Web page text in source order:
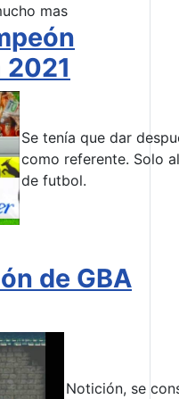
mas
Se tenía que dar
como referente. Solo
de futbol.
de GBA
Notición, se